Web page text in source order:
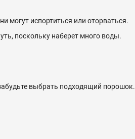
могут испортиться или оторваться.
поскольку наберет много воды.
выбрать подходящий порошок.